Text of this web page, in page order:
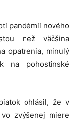
pandémii nového
než väčšina
opatrenia, minulý
na pohostinské
ohlásil, že v
zvýšenej miere